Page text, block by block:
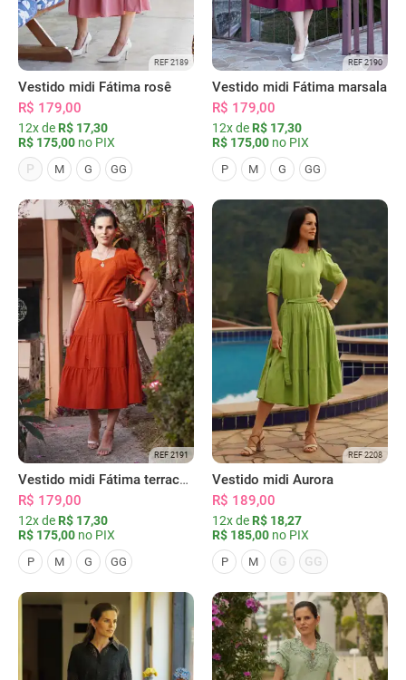
REF 2189
Vestido midi Fátima rosê
R$ 179,00
12x de R$ 17,30
R$ 175,00 no PIX
P
M G GG
REF 2190
Vestido midi Fátima marsala
R$ 179,00
12x de R$ 17,30
R$ 175,00 no PIX
P M G GG
REF 2191
Vestido midi Fátima terracota
R$ 179,00
12x de R$ 17,30
R$ 175,00 no PIX
P M G GG
REF 2208
Vestido midi Aurora
R$ 189,00
12x de R$ 18,27
R$ 185,00 no PIX
P M G GG